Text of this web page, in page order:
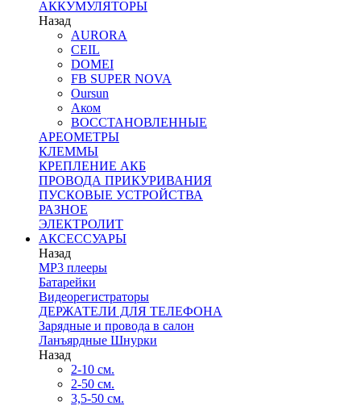
АККУМУЛЯТОРЫ
Назад
AURORA
CEIL
DOMEI
FB SUPER NOVA
Oursun
Аком
ВОССТАНОВЛЕННЫЕ
АРЕОМЕТРЫ
КЛЕММЫ
КРЕПЛЕНИЕ АКБ
ПРОВОДА ПРИКУРИВАНИЯ
ПУСКОВЫЕ УСТРОЙСТВА
РАЗНОЕ
ЭЛЕКТРОЛИТ
АКСЕССУАРЫ
Назад
MP3 плееры
Батарейки
Видеорегистраторы
ДЕРЖАТЕЛИ ДЛЯ ТЕЛЕФОНА
Зарядные и провода в салон
Ланъярдные Шнурки
Назад
2-10 см.
2-50 см.
3,5-50 см.